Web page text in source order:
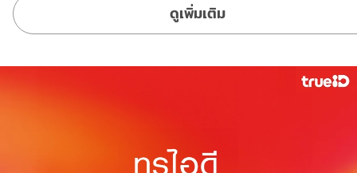
ดูเพิ่มเติม